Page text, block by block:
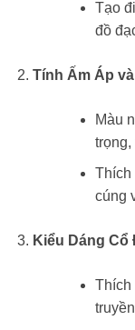
Tạo
đồ
Tính Ấm Áp
Màu
trọng,
Thích
cúng
Kiểu Dáng
Thích